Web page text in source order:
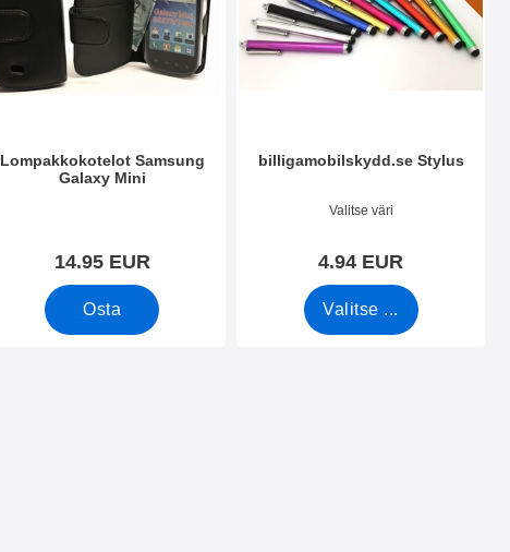
Lompakkokotelot Samsung
Galaxy Mini
14.95 EUR
Osta
billigamobilskydd.se Stylus
Tuote.nro 7666Valitse väri
4.94 EUR
Valitse ...